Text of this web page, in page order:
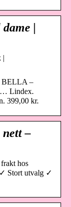
|
|
BELLA –
… Lindex.
399,00 kr.
nett –
hos
Stort utvalg ✓